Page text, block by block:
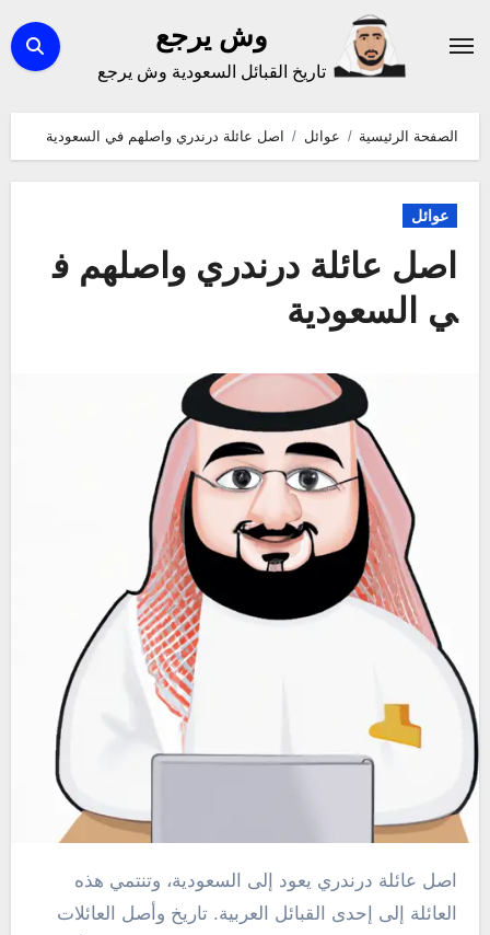
إلى
وش يرجع
تاريخ القبائل السعودية وش يرجع
الصفحة الرئيسية عوائل اصل عائلة درندري واصلهم في السعودية
عوائل
اصل عائلة درندري واصلهم ف
ي السعودية
العائلة إلى إحدى القبائل العربية. تاريخ وأصل العائلات